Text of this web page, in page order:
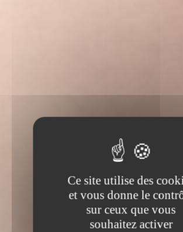
Ce site utilise des
et vous donne le
sur ceux que vous
souhaitez activer